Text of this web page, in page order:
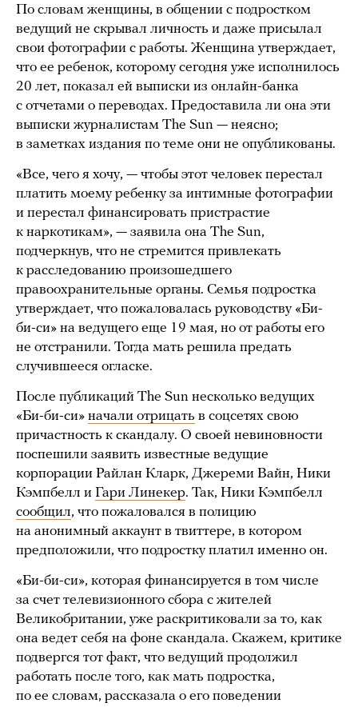
По словам женщины, в общении с подростком
ведущий не скрывал личность и даже присылал
свои фотографии с работы. Женщина утверждает,
что ее ребенок, которому сегодня уже исполнилось
20 лет, показал ей выписки из онлайн-банка
с отчетами о переводах. Предоставила ли она эти
выписки журналистам The Sun — неясно;
в заметках издания по теме они не опубликованы.
«Все, чего я хочу, — чтобы этот человек перестал
платить моему ребенку за интимные фотографии
и перестал финансировать пристрастие
к наркотикам», — заявила она The Sun,
подчеркнув, что не стремится привлекать
к расследованию произошедшего
правоохранительные органы. Семья подростка
утверждает, что пожаловалась руководству «Би-
би-си» на ведущего еще 19 мая, но от работы его
не отстранили. Тогда мать решила предать
случившееся огласке.
После публикаций The Sun несколько ведущих
«Би-би-си» начали отрицать в соцсетях свою
причастность к скандалу. О своей невиновности
поспешили заявить известные ведущие
корпорации Райлан Кларк, Джереми Вайн, Ники
Кэмпбелл и Гари Линекер. Так, Ники Кэмпбелл
сообщил, что пожаловался в полицию
на анонимный аккаунт в твиттере, в котором
предположили, что подростку платил именно он.
«Би-би-си», которая финансируется в том числе
за счет телевизионного сбора с жителей
Великобритании, уже раскритиковали за то, как
она ведет себя на фоне скандала. Скажем, критике
подвергся тот факт, что ведущий продолжил
работать после того, как мать подростка,
по ее словам, рассказала о его поведении